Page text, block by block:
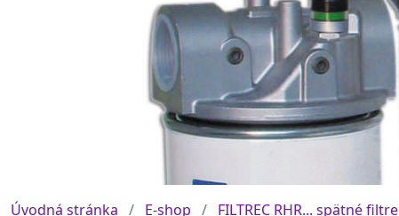
Úvodná stránka E-shop FILTREC RHR... spätné filtre